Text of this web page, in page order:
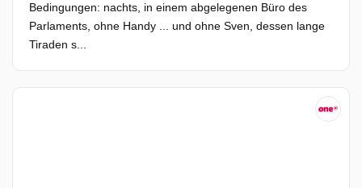
Bedingungen: nachts, in einem abgelegenen Büro des
Parlaments, ohne Handy ... und ohne Sven, dessen lange
Tiraden s...